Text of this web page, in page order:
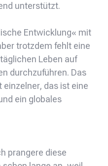
unterstützt.
Entwicklung« mit
trotzdem fehlt eine
Leben auf
durchzuführen. Das
das ist eine
ein globales
prangere diese